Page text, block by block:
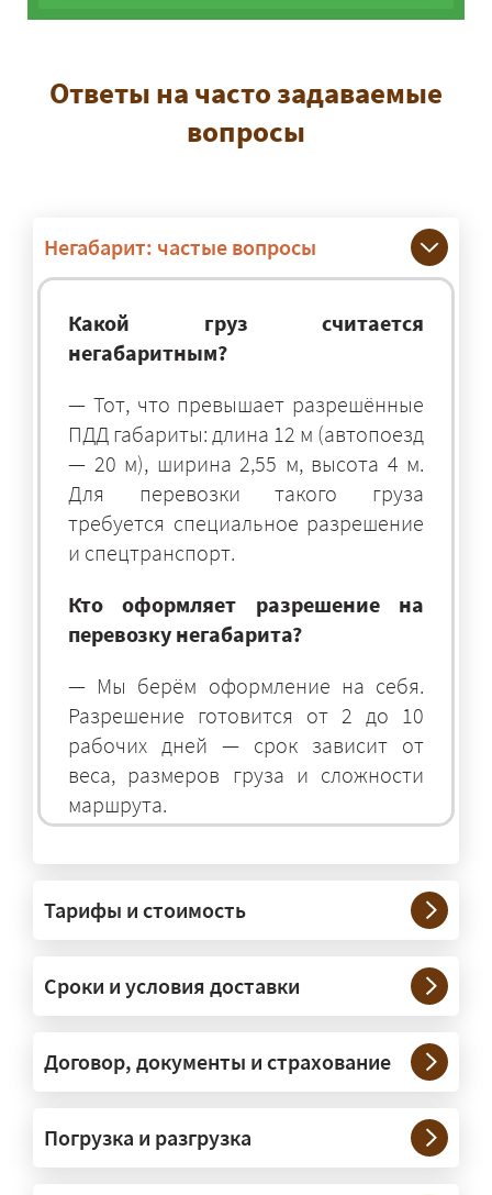
Ответы на часто задаваемые
вопросы
Негабарит: частые вопросы
Какой груз считается
негабаритным?
— Тот, что превышает разрешённые
ПДД габариты: длина 12 м (автопоезд
— 20 м), ширина 2,55 м, высота 4 м.
Для перевозки такого груза
требуется специальное разрешение
и спецтранспорт.
Кто оформляет разрешение на
перевозку негабарита?
— Мы берём оформление на себя.
Разрешение готовится от 2 до 10
рабочих дней — срок зависит от
веса, размеров груза и сложности
маршрута.
— На тралах и низкорамниках —
платформах, рассчитанных на
крупногабаритную технику и
конструкции. Транспорт подбираем
под конкретные размеры и вес груза.
сопровождение?
Тарифы и стоимость
Сроки и условия доставки
Договор, документы и страхование
Погрузка и разгрузка